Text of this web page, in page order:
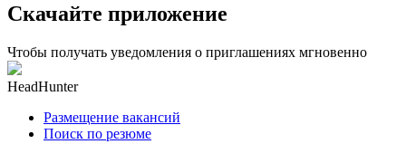
Скачайте приложение
Чтобы получать уведомления о приглашениях мгновенно
HeadHunter
Размещение вакансий
Поиск по резюме